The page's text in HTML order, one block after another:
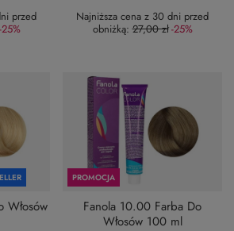
przed
-25%
Najniższa cena z 30 dni przed
obniżką:27,00 zł-25%
Włosów
PROMOCJA
Fanola 10.00 Farba Do
Włosów 100 ml